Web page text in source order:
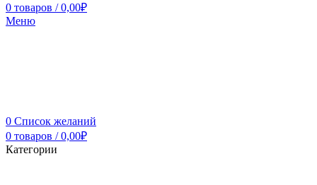
0 товаров / 0,00₽
Меню
0 Список желаний
0 товаров / 0,00₽
Категории